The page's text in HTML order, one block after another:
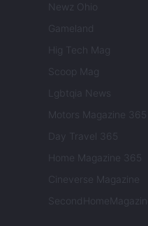
Newz Ohio
Gameland
Hig Tech Mag
Scoop Mag
Lgbtqia News
Motors Magazine 365
Day Travel 365
Home Magazine 365
Cineverse Magazine
SecondHomeMagazine